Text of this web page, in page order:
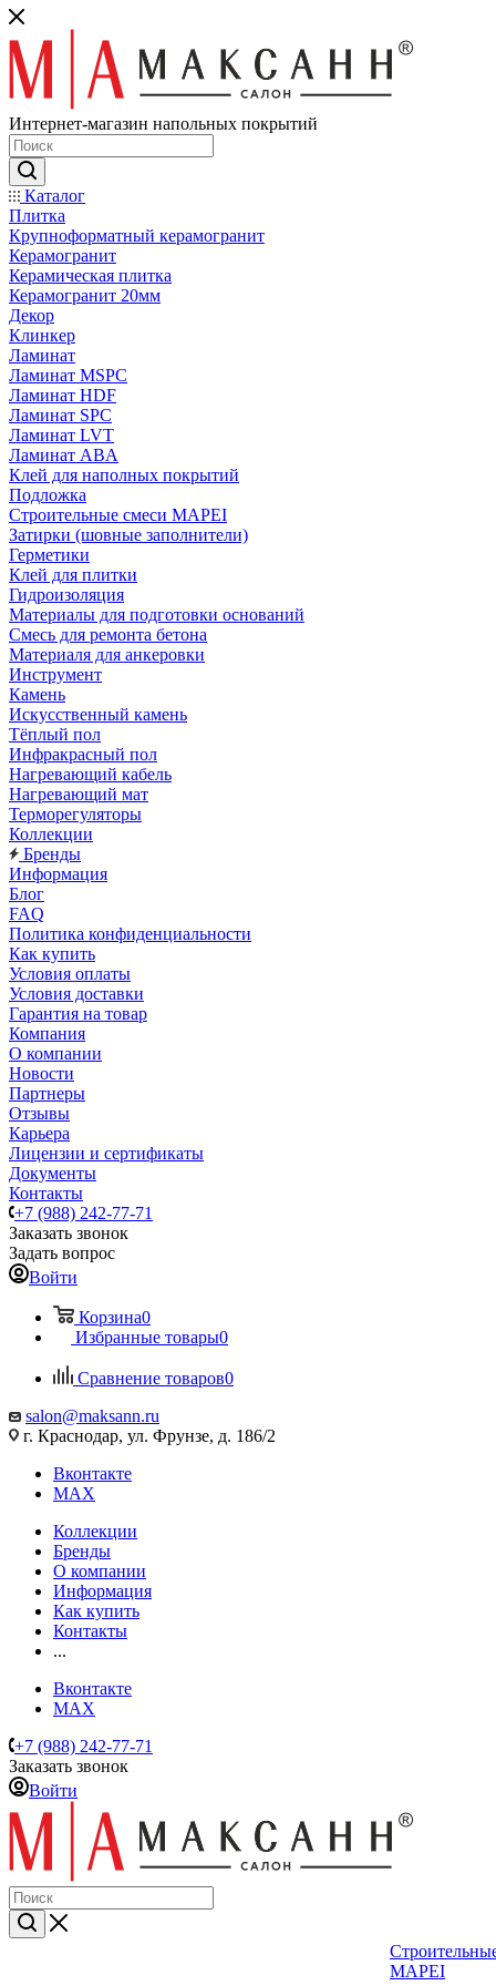
Интернет-магазин напольных покрытий
Каталог
Плитка
Крупноформатный керамогранит
Керамогранит
Керамическая плитка
Керамогранит 20мм
Декор
Клинкер
Ламинат
Ламинат MSPC
Ламинат HDF
Ламинат SPC
Ламинат LVT
Ламинат ABA
Клей для наполных покрытий
Подложка
Строительные смеси MAPEI
Затирки (шовные заполнители)
Герметики
Клей для плитки
Гидроизоляция
Материалы для подготовки оснований
Смесь для ремонта бетона
Материаля для анкеровки
Инструмент
Камень
Искусственный камень
Тёплый пол
Инфракрасный пол
Нагревающий кабель
Нагревающий мат
Терморегуляторы
Коллекции
Бренды
Информация
Блог
FAQ
Политика конфиденциальности
Как купить
Условия оплаты
Условия доставки
Гарантия на товар
Компания
О компании
Новости
Партнеры
Отзывы
Карьера
Лицензии и сертификаты
Документы
Контакты
+7 (988) 242-77-71
Заказать звонок
Задать вопрос
Войти
Корзина0
Избранные товары0
Сравнение товаров0
salon@maksann.ru
г. Краснодар, ул. Фрунзе, д. 186/2
Вконтакте
MAX
Коллекции
Бренды
О компании
Информация
Как купить
Контакты
...
Вконтакте
MAX
+7 (988) 242-77-71
Заказать звонок
Войти
MAPEI